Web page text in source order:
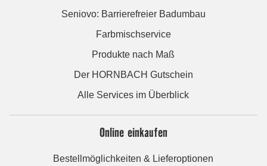
Seniovo: Barrierefreier Badumbau
Farbmischservice
Produkte nach Maß
Der HORNBACH Gutschein
Alle Services im Überblick
Online einkaufen
Bestellmöglichkeiten & Lieferoptionen